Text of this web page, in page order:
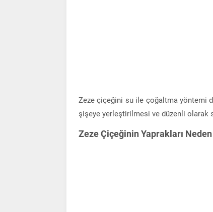
Zeze çiçeğini su ile çoğaltma yöntemi
şişeye yerleştirilmesi ve düzenli olarak
Zeze Çiçeğinin Yaprakları Neden